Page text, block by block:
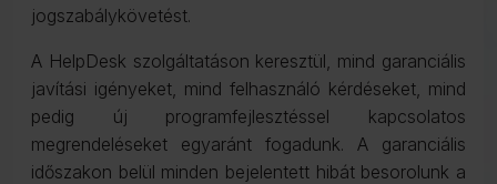
jogszabálykövetést.
A HelpDesk szolgáltatáson keresztül, mind garanciális
javítási igényeket, mind felhasználó kérdéseket, mind
pedig új programfejlesztéssel kapcsolatos
megrendeléseket egyaránt fogadunk. A garanciális
időszakon belül minden bejelentett hibát besorolunk a